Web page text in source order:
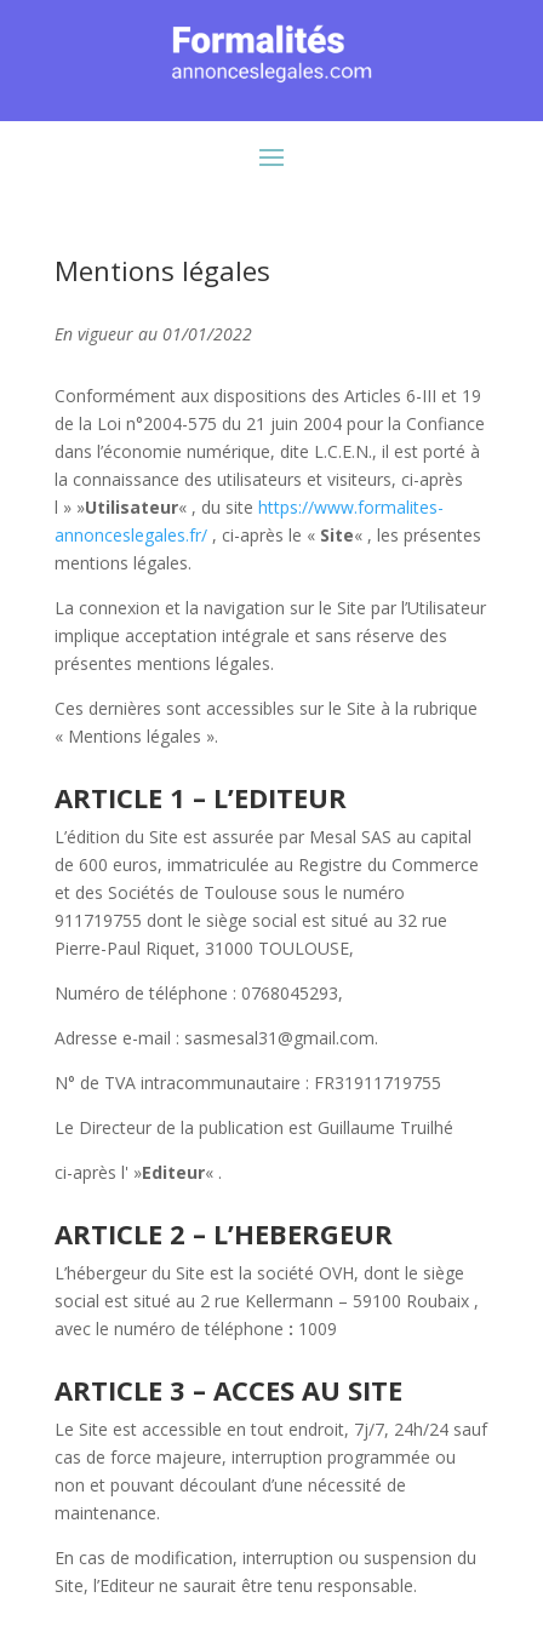
Mentions légales
En vigueur au 01/01/2022
Conformément aux dispositions des Articles 6-III et 19
de la Loi n°2004-575 du 21 juin 2004 pour la Confiance
dans l’économie numérique, dite L.C.E.N., il est porté à
la connaissance des utilisateurs et visiteurs, ci-après
l » »Utilisateur« , du site https://www.formalites-
annonceslegales.fr/, ci-après le « Site« , les présentes
mentions légales.
La connexion et la navigation sur le Site par l’Utilisateur
implique acceptation intégrale et sans réserve des
présentes mentions légales.
Ces dernières sont accessibles sur le Site à la rubrique
« Mentions légales ».
ARTICLE 1 – L’EDITEUR
L’édition du Site est assurée par Mesal SAS au capital
de 600 euros, immatriculée au Registre du Commerce
et des Sociétés de Toulouse sous le numéro
911719755 dont le siège social est situé au 32 rue
Pierre-Paul Riquet, 31000 TOULOUSE,
Numéro de téléphone : 0768045293,
Adresse e-mail : sasmesal31@gmail.com.
N° de TVA intracommunautaire : FR31911719755
Le Directeur de la publication est Guillaume Truilhé
ci-après l' »Editeur« .
ARTICLE 2 – L’HEBERGEUR
L’hébergeur du Site est la société OVH, dont le siège
social est situé au 2 rue Kellermann – 59100 Roubaix ,
avec le numéro de téléphone : 1009
ARTICLE 3 – ACCES AU SITE
Le Site est accessible en tout endroit, 7j/7, 24h/24 sauf
cas de force majeure, interruption programmée ou
non et pouvant découlant d’une nécessité de
maintenance.
En cas de modification, interruption ou suspension du
Site, l’Editeur ne saurait être tenu responsable.